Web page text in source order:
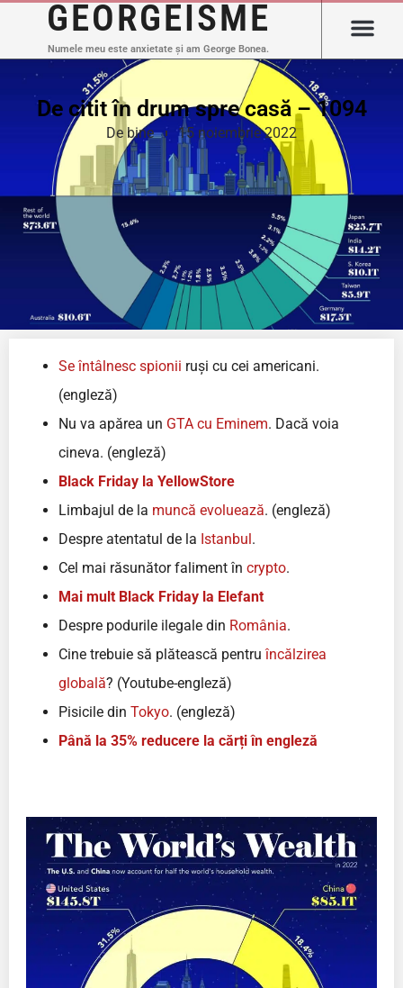
GEORGEISME
Numele meu este anxietate și am George Bonea.
De citit în drum spre casă – 1094
De bine 15 noiembrie 2022
Se întâlnesc spionii ruși cu cei americani.
(engleză)
Nu va apărea un GTA cu Eminem. Dacă voia
cineva. (engleză)
Black Friday la YellowStore
Limbajul de la muncă evoluează. (engleză)
Despre atentatul de la Istanbul.
Cel mai răsunător faliment în crypto.
Mai mult Black Friday la Elefant
Despre podurile ilegale din România.
Cine trebuie să plătească pentruîncălzirea
globală? (Youtube-engleză)
Pisicile din Tokyo. (engleză)
Până la 35% reducere la cărți în engleză